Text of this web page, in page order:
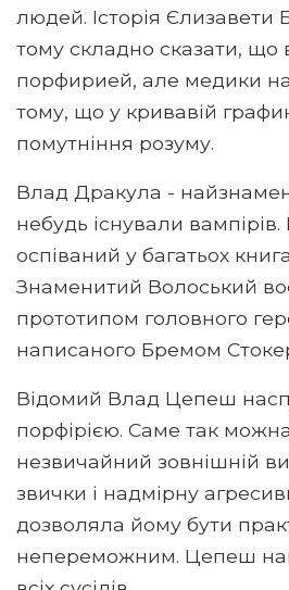
людей. Історія Єлизавети
тому складно сказати, що
порфирией, але медики
тому, що у кривавій
помутніння розуму.
Влад Дракула -
небудь існували
оспіваний у багатьох
Знаменитий Волоський
прототипом головного
написаного Бремом
Відомий Влад Цепеш
порфірією. Саме так
незвичайний зовнішній
звички і надмірну
дозволяла йому бути
непереможним. Цепеш